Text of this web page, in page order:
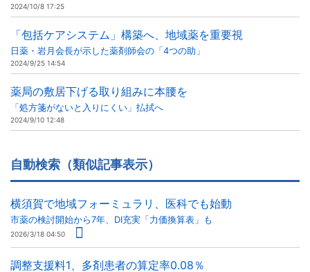
2024/10/8 17:25
「包括ケアシステム」構築へ、地域薬を重要視
日薬・岩月会長が示した薬剤師会の「4つの助」
2024/9/25 14:54
薬局の敷居下げる取り組みに本腰を
「処方箋がないと入りにくい」払拭へ
2024/9/10 12:48
自動検索（類似記事表示）
横須賀で地域フォーミュラリ、医科でも始動
市薬の検討開始から7年、DI充実「力価換算表」も
2026/3/18 04:50
調整支援料1、多剤患者の算定率0.08％